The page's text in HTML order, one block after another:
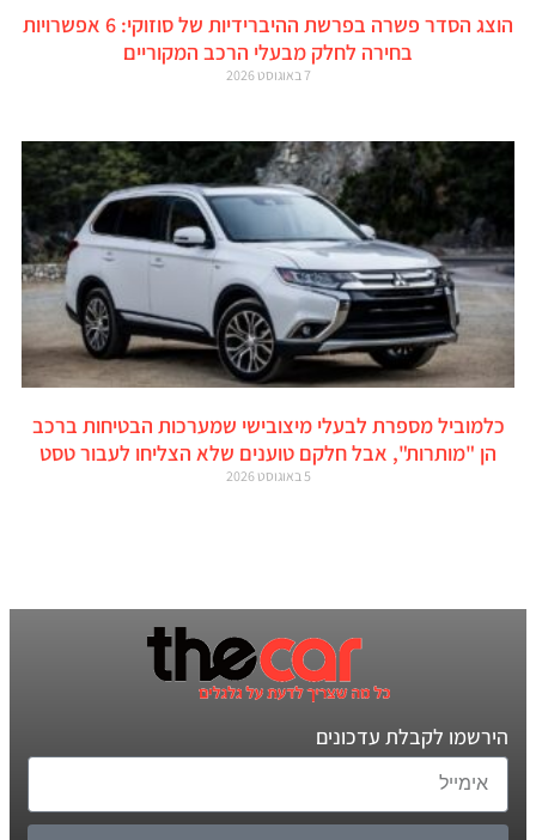
הוצג הסדר פשרה בפרשת ההיברידיות של סוזוקי: 6 אפשרויות
בחירה לחלק מבעלי הרכב המקוריים
7 באוגוסט 2026
כלמוביל מספרת לבעלי מיצובישי שמערכות הבטיחות ברכב
הן "מותרות", אבל חלקם טוענים שלא הצליחו לעבור טסט
5 באוגוסט 2026
הירשמו לקבלת עדכונים